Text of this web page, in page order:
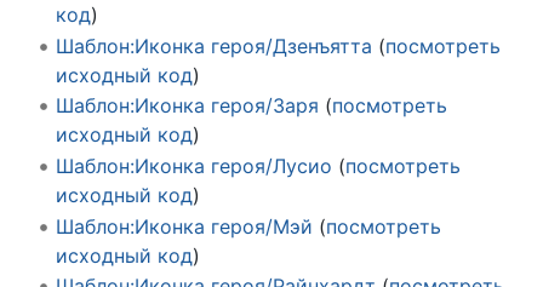
код)
Шаблон:Иконка героя/Дзенъятта (посмотреть
исходный код)
Шаблон:Иконка героя/Заря (посмотреть
исходный код)
Шаблон:Иконка героя/Лусио (посмотреть
исходный код)
Шаблон:Иконка героя/Мэй (посмотреть
исходный код)